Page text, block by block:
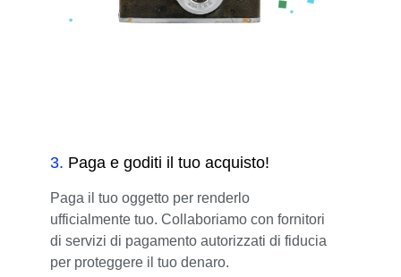
3. Paga e goditi il tuo acquisto!
Paga il tuo oggetto per renderlo
ufficialmente tuo. Collaboriamo con fornitori
di servizi di pagamento autorizzati di fiducia
per proteggere il tuo denaro.